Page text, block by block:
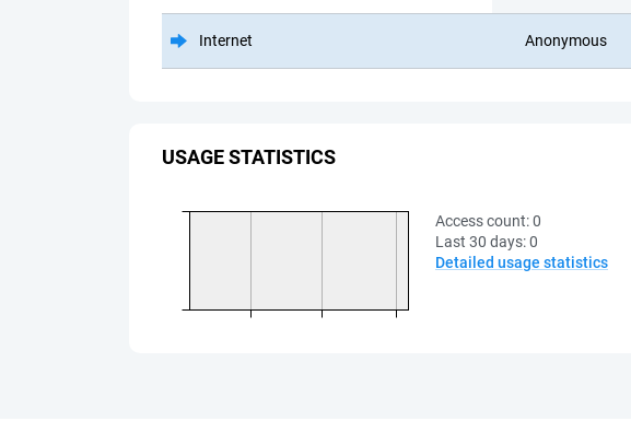
Internet Anonymous
USAGE STATISTICS
Access count:0
Last 30 days:0
Detailed usage statistics